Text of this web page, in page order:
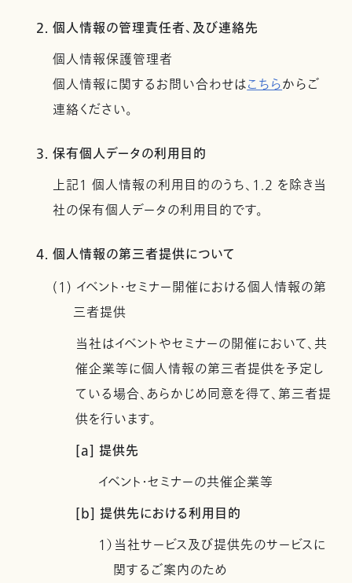
2. 個人情報の管理責任者、及び連絡先
個人情報保護管理者
個人情報に関するお問い合わせはこちらからご
連絡ください。
3. 保有個人データの利用目的
上記１ 個人情報の利用目的のうち、1.2 を除き当
社の保有個人データの利用目的です。
4. 個人情報の第三者提供について
(1) イベント・セミナー開催における個人情報の第
三者提供
当社はイベントやセミナーの開催において、共
催企業等に個人情報の第三者提供を予定し
ている場合、あらかじめ同意を得て、第三者提
供を行います。
[a] 提供先
イベント・セミナーの共催企業等
[b] 提供先における利用目的
1）当社サービス及び提供先のサービスに
関するご案内のため